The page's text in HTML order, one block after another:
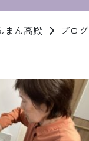
ん高殿 ブログ